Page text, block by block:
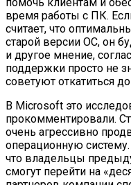
время работы с ПК.
считает, что
старой версии ОС, он
и другое мнение,
поддержки просто не
советуют откатиться
В Microsoft это
прокомментировали.
очень агрессивно
операционную
что владельцы
смогут перейти на